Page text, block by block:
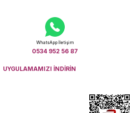
WhatsApp İletişim
0534 952 56 87
UYGULAMAMIZI İNDİRİN